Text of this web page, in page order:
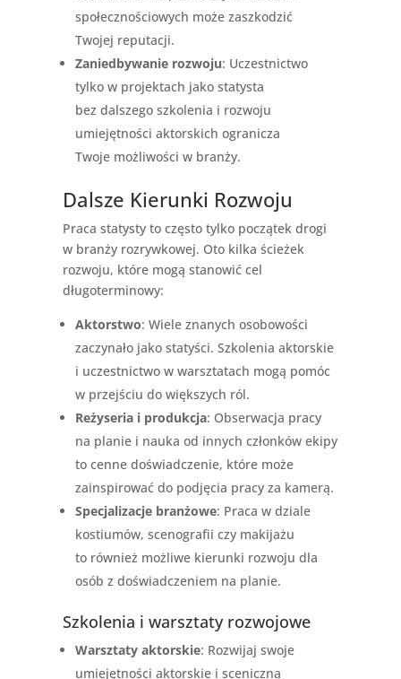
społecznościowych może zaszkodzić
Twojej reputacji.
Zaniedbywanie rozwoju: Uczestnictwo
tylko w projektach jako statysta
bez dalszego szkolenia i rozwoju
umiejętności aktorskich ogranicza
Twoje możliwości w branży.
Dalsze Kierunki Rozwoju
Praca statysty to często tylko początek drogi
w branży rozrywkowej. Oto kilka ścieżek
rozwoju, które mogą stanowić cel
długoterminowy:
Aktorstwo: Wiele znanych osobowości
zaczynało jako statyści. Szkolenia aktorskie
i uczestnictwo w warsztatach mogą pomóc
w przejściu do większych ról.
Reżyseria i produkcja: Obserwacja pracy
na planie i nauka od innych członków ekipy
to cenne doświadczenie, które może
zainspirować do podjęcia pracy za kamerą.
Specjalizacje branżowe: Praca w dziale
kostiumów, scenografii czy makijażu
to również możliwe kierunki rozwoju dla
osób z doświadczeniem na planie.
Szkolenia i warsztaty rozwojowe
Warsztaty aktorskie: Rozwijaj swoje
umiejętności aktorskie i sceniczną